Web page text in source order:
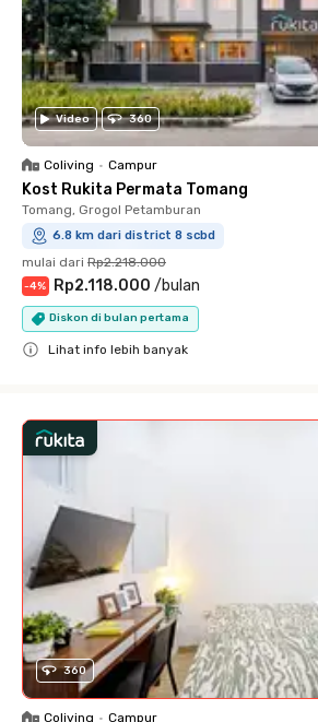
Video 360
Coliving • Campur
Kost Rukita Permata Tomang
Tomang, Grogol Petamburan
6.8 km dari district 8 scbd
mulai dari Rp2.218.000
-4% Rp2.118.000 /bulan
Diskon di bulan pertama
Lihat info lebih banyak
360
Coliving • Campur